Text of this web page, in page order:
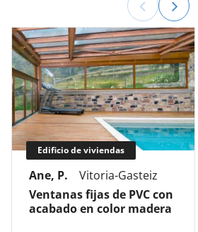
Edificio de viviendas
Ane, P.
Vitoria-Gasteiz
Ventanas fijas de PVC con
acabado en color madera